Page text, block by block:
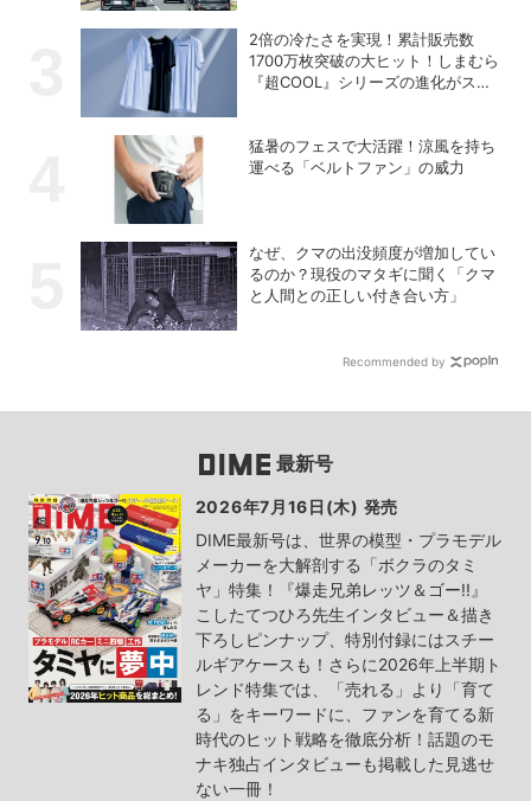
2倍の冷たさを実現！累計販売数
1700万枚突破の大ヒット！しまむら
『超COOL』シリーズの進化がスゴ
猛暑のフェスで大活躍！涼風を持ち
運べる「ベルトファン」の威力
なぜ、クマの出没頻度が増加してい
るのか？現役のマタギに聞く「クマ
と人間との正しい付き合い方」
Recommended by
最新号
2026年7月16日(木) 発売
DIME最新号は、世界の模型・プラモデル
メーカーを大解剖する「ボクラのタミ
ヤ」特集！『爆走兄弟レッツ＆ゴー!!』
こしたてつひろ先生インタビュー＆描き
下ろしピンナップ、特別付録にはスチー
ルギアケースも！さらに2026年上半期ト
レンド特集では、「売れる」より「育て
る」をキーワードに、ファンを育てる新
時代のヒット戦略を徹底分析！話題のモ
ナキ独占インタビューも掲載した見逃せ
ない一冊！